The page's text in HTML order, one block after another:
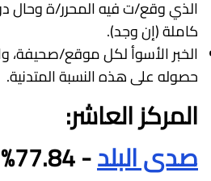
الذي وقع/ت فيه المحرر/ة وحال
كاملة (إن وجد).
الخبر الأسوأ لكل موقع/صحيفة،
حصوله على هذه النسبة المتدنية.
المركز العاشر:
صدى البلد- 77.84%